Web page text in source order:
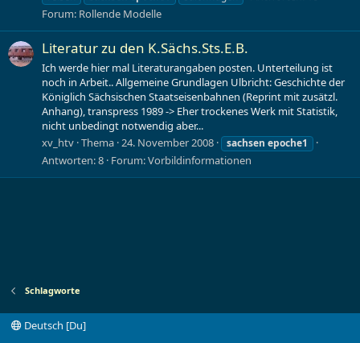
Forum: Rollende Modelle
Literatur zu den K.Sächs.Sts.E.B.
Ich werde hier mal Literaturangaben posten. Unterteilung ist
noch in Arbeit.. Allgemeine Grundlagen Ulbricht: Geschichte der
Königlich Sächsischen Staatseisenbahnen (Reprint mit zusätzl.
Anhang), transpress 1989 -> Eher trockenes Werk mit Statistik,
nicht unbedingt notwendig aber...
xv_htv Thema 24. November 2008 sachsen epoche1
Antworten: 8 Forum:Vorbildinformationen
Schlagworte
Deutsch [Du]